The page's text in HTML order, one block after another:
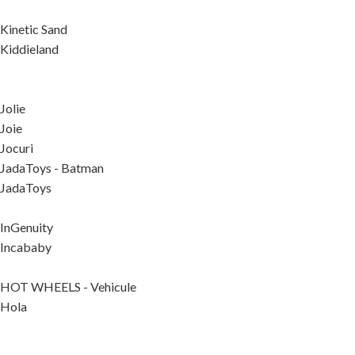
Kinetic Sand
Kiddieland
Jolie
Joie
Jocuri
JadaToys - Batman
JadaToys
InGenuity
Incababy
HOT WHEELS - Vehicule
Hola